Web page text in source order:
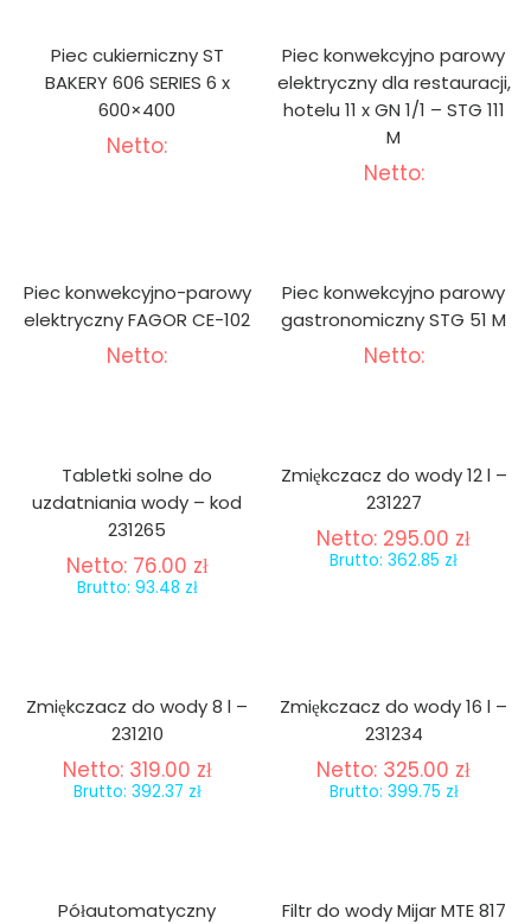
Piec cukierniczny ST
BAKERY 606 SERIES 6 x
600×400
Netto:
Piec konwekcyjno parowy
elektryczny dla restauracji,
hotelu 11 x GN 1/1 – STG 111
M
Netto:
Piec konwekcyjno-parowy
elektryczny FAGOR CE-102
Netto:
Piec konwekcyjno parowy
gastronomiczny STG 51 M
Netto:
Tabletki solne do
uzdatniania wody – kod
231265
Netto: 76.00 zł
Brutto: 93.48 zł
Zmiękczacz do wody 12 l –
231227
Netto: 295.00 zł
Brutto:362.85 zł
Zmiękczacz do wody 8 l –
231210
Netto: 319.00 zł
Brutto: 392.37 zł
Zmiękczacz do wody 16 l –
231234
Netto: 325.00 zł
Brutto: 399.75 zł
Półautomatyczny
Filtr do wody Mijar MTE 817